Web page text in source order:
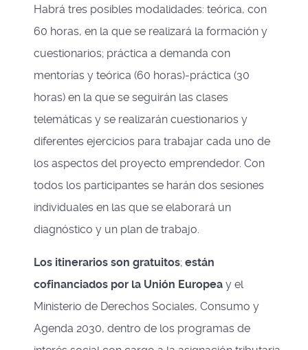
Habrá tres posibles modalidades: teórica, con
60 horas, en la que se realizará la formación y
cuestionarios; práctica a demanda con
mentorías y teórica (60 horas)-práctica (30
horas) en la que se seguirán las clases
telemáticas y se realizarán cuestionarios y
diferentes ejercicios para trabajar cada uno de
los aspectos del proyecto emprendedor. Con
todos los participantes se harán dos sesiones
individuales en las que se elaborará un
diagnóstico y un plan de trabajo.
Los itinerarios son gratuitos; están
cofinanciados por la Unión Europea y el
Ministerio de Derechos Sociales, Consumo y
Agenda 2030, dentro de los programas de